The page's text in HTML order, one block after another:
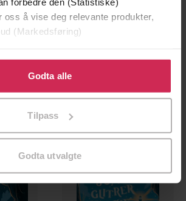
oss å vise deg relevante produkter,
(Markedsføring)
for å gi oss ditt samtykke til å
alle disse formålene. Du kan også
til spesifikke formål ved å klikke
Godta alle
Tilpass
Godta utvalgte
297,-